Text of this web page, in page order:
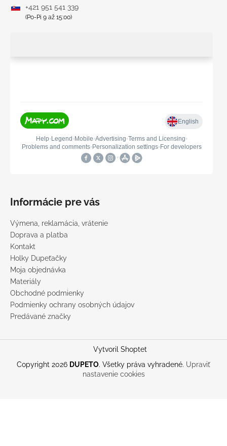
+421 951 541 339
(Po-Pi 9 až 15:00)
Informácie pre vás
Výmena, reklamácia, vrátenie
Doprava a platba
Kontakt
Holky Dupeťačky
Moja objednávka
Materiály
Obchodné podmienky
Podmienky ochrany osobných údajov
Predávané značky
Vytvoril Shoptet
Copyright 2026 DUPETO. Všetky práva vyhradené. Upraviť
nastavenie cookies